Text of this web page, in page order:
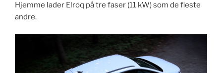
Hjemme lader Elroq på tre faser (11 kW) som de fleste
andre.